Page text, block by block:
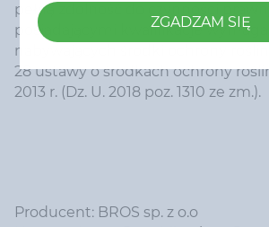
pełną zdolność do czynności
posiadającymi kwalifikacje
nabywających środki ochrony
28 ustawy o środkach ochrony
2013 r. (Dz. U. 2018 poz. 1310 ze zm.).
Producent: BROS sp. z o.o
ZGADZAM SIĘ